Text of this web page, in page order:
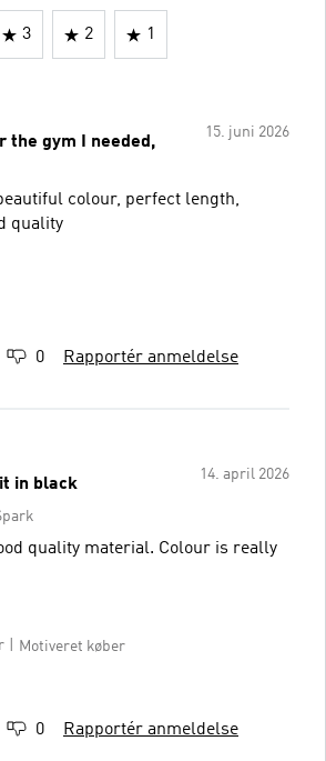
3 2 1
15. juni 2026
the gym I needed,
colour, perfect length,
quality
0 Rapportér anmeldelse
14. april 2026
in black
quality material. Colour is really
Motiveret køber
0 Rapportér anmeldelse